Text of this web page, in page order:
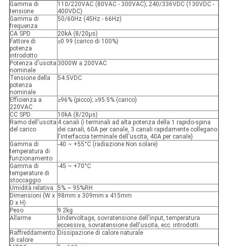
Gamma di
tensione
110/220VAC (80VAC - 300VAC); 240/336VDC (130VDC -
400VDC)
Gamma di
frequenza
50/60Hz (45Hz - 66Hz)
CA SPD
20kA (8/20µs)
Fattore di
potenza
introdotto
≥0.99 (carico di 100%)
Potenza d'uscita
nominale
3000W a 200VAC
Tensione della
potenza
nominale
54.5VDC
Efficienza a
220VAC
≥96% (picco); ≥95.5% (carico)
CC SPD
10kA (8/20µs)
Ramo dell'uscita
del carico
4 canali (i terminali ad alta potenza della 1 rapido-spina
dei canali, 60A per canale, 3 canali rapidamente collegano
l'interfaccia terminale dell'uscita, 40A per canale)
Gamma di
temperatura di
funzionamento
-40 ~ +55°C (radiazione Non solare)
Gamma di
temperature di
stoccaggio
-45 ~ +70°C
Umidità relativa
5% ~ 95%RH
Dimensioni (W x
D x H)
98mm x 309mm x 415mm
Peso
9.2kg
Allarme
Undervoltage, sovratensione dell'input, temperatura
eccessiva, sovratensione dell'uscita, ecc. introdotti.
Raffreddamento
di calore
Dissipazione di calore naturale